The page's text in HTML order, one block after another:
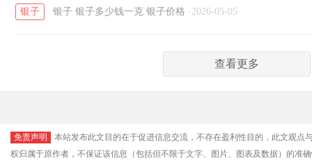
银子 银子 银子多少钱一克 银子价格 · 2026-05-05
查看更多
免责声明
本站发布此文目的在于促进信息交流，不存在盈利性目的，此文观
权归属于原作者，不保证该信息（包括但不限于文字、图片、图表及数据）的准